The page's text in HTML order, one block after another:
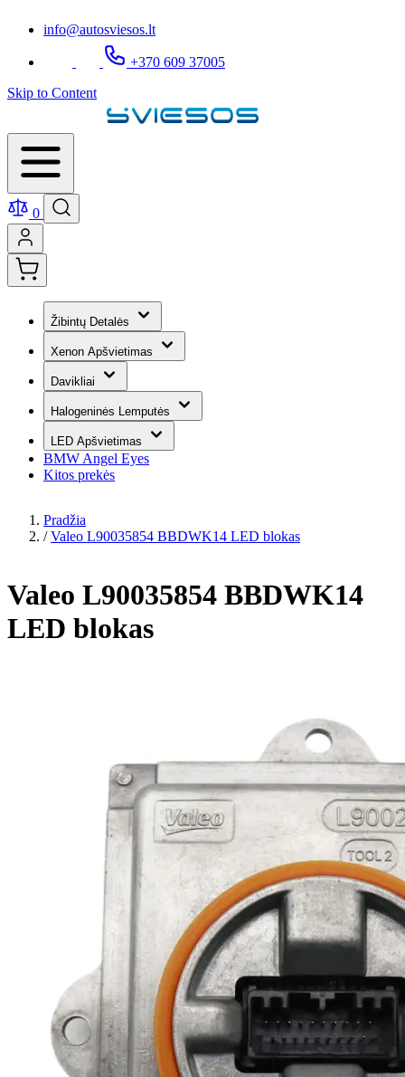
info@autosviesos.lt
+370 609 37005
Skip to Content
0
Žibintų Detalės
Xenon Apšvietimas
Davikliai
Halogeninės Lemputės
LED Apšvietimas
BMW Angel Eyes
Kitos prekės
Pradžia
/ Valeo L90035854 BBDWK14 LED blokas
Valeo L90035854 BBDWK14
LED blokas